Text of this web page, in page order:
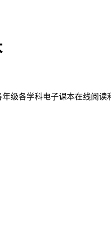
级各学科电子课本在线阅读